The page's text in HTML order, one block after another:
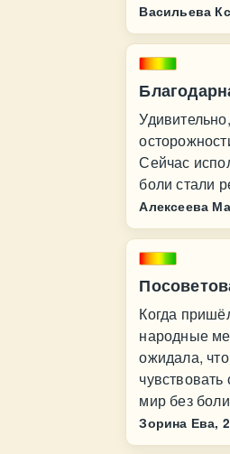
Васильева
Сейчас
боли стали
Алексеева
Когда
народные
ожидала,
мир без
Зорина Ева,